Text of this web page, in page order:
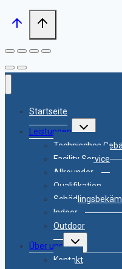
Startseite
Leistungen
Untermenü
umschalten
Technisches
Facility Service
Allrounder
Qualifikation
Indoor
Outdoor
Über uns
Untermenü
umschalten
Kontakt